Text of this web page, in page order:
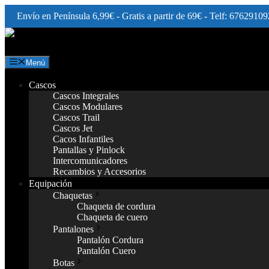
Envío en Península 6,99€ - Gratis a partir de 69€ - Telf:
Saltar
contenido
Menú
Cascos
Cascos Integrales
Cascos Modulares
Cascos Trail
Cascos Jet
Cacos Infantiles
Pantallas y Pinlock
Intercomunicadores
Recambios y Accesorios
Equipación
Chaquetas
Chaqueta de cordura
Chaqueta de cuero
Pantalones
Pantalón Cordura
Pantalón Cuero
Botas